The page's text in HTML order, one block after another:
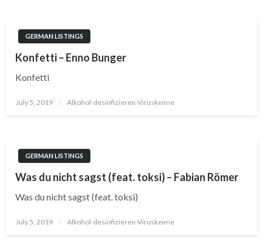
GERMAN LISTINGS
Konfetti – Enno Bunger
Konfetti
Posted
July 5, 2019 Alkohol-desinfizieren-Viruskeime
GERMAN LISTINGS
Was du nicht sagst (feat. toksi) – Fabian Römer
Was du nicht sagst (feat. toksi)
Posted
July 5, 2019 Alkohol-desinfizieren-Viruskeime